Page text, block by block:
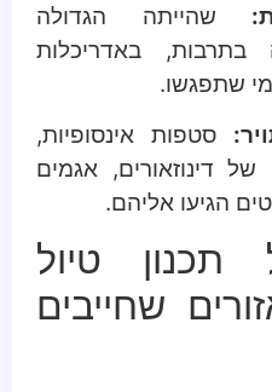
שהייתה הגדולה
בתרבות, באדריכלות
שתפגשו.
סטפות אינסופיות,
דינוזאורים, אגמים
הגיעו אליהם.
טיול
שחייבים